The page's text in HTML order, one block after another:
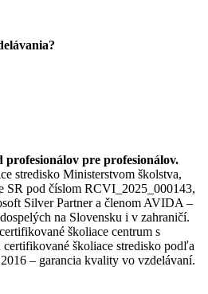
pre profesionálov.
stredisko Ministerstvom školstva,
SR pod číslom RCVI_2025_000143,
Silver Partner a členom AVIDA –
na Slovensku i v zahraničí.​​​​​​​​​​​​​​​​
školiace centrum s
školiace stredisko podľa
– garancia kvality vo vzdelávaní.